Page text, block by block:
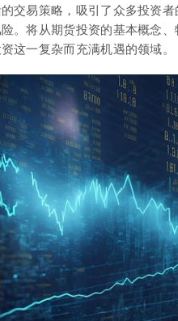
交易策略，吸引了众多投资
。将从期货投资的基本概念
这一复杂而充满机遇的领域。